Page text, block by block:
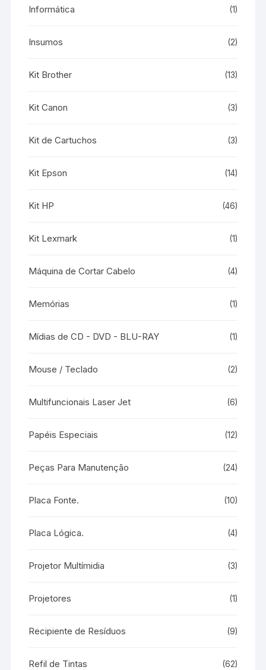
Informática (1)
Insumos (2)
Kit Brother (13)
Kit Canon (3)
Kit de Cartuchos (3)
Kit Epson (14)
Kit HP (46)
Kit Lexmark (1)
Máquina de Cortar Cabelo (4)
Memórias (1)
Mídias de CD - DVD - BLU-RAY (1)
Mouse / Teclado (2)
Multifuncionais Laser Jet (6)
Papéis Especiais (12)
Peças Para Manutenção (24)
Placa Fonte. (10)
Placa Lógica. (4)
Projetor Multímidia (3)
Projetores (1)
Recipiente de Resíduos (9)
Refil de Tintas (62)